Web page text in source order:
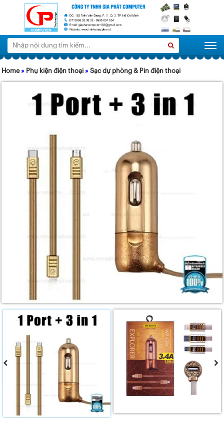
Tìm
kiếm:
Home» Phụ kiện điện thoại » Sạc dự phòng & Pin điện thoại